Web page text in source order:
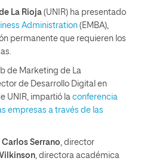
La Rioja (UNIR) ha presentado
Administration (EMBA),
permanente que requieren los
de Marketing de La
de Desarrollo Digital en
UNIR, impartió la conferencia
empresas a través de las
Carlos Serrano, director
, directora académica